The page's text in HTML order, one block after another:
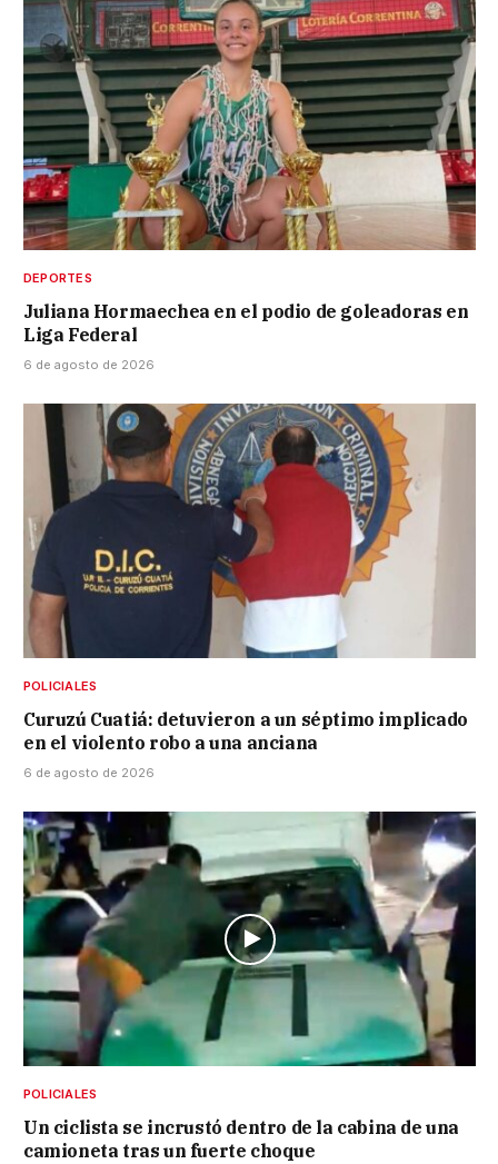
DEPORTES
Juliana Hormaechea en el podio de goleadoras en
Liga Federal
6 de agosto de 2026
POLICIALES
Curuzú Cuatiá: detuvieron a un séptimo implicado
en el violento robo a una anciana
6 de agosto de 2026
POLICIALES
Un ciclista se incrustó dentro de la cabina de una
camioneta tras un fuerte choque